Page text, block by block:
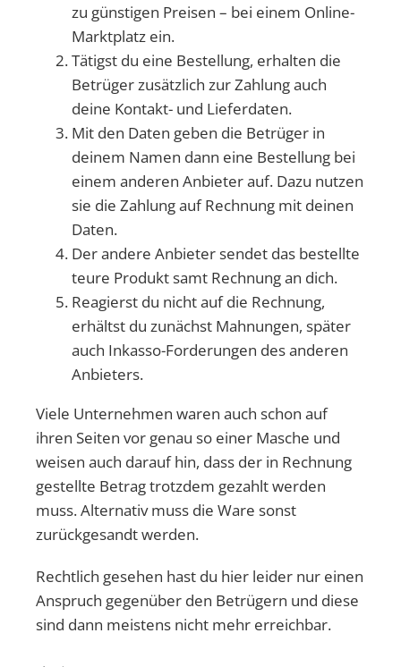
zu günstigen Preisen – bei einem Online-
Marktplatz ein.
Tätigst du eine Bestellung, erhalten die
Betrüger zusätzlich zur Zahlung auch
deine Kontakt- und Lieferdaten.
Mit den Daten geben die Betrüger in
deinem Namen dann eine Bestellung bei
einem anderen Anbieter auf. Dazu nutzen
sie die Zahlung auf Rechnung mit deinen
Daten.
Der andere Anbieter sendet das bestellte
teure Produkt samt Rechnung an dich.
Reagierst du nicht auf die Rechnung,
erhältst du zunächst Mahnungen, später
auch Inkasso-Forderungen des anderen
Anbieters.
Viele Unternehmen waren auch schon auf
ihren Seiten vor genau so einer Masche und
weisen auch darauf hin, dass der in Rechnung
gestellte Betrag trotzdem gezahlt werden
muss. Alternativ muss die Ware sonst
zurückgesandt werden.
Rechtlich gesehen hast du hier leider nur einen
Anspruch gegenüber den Betrügern und diese
sind dann meistens nicht mehr erreichbar.